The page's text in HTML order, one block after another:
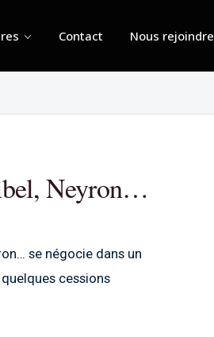
Contact Nous rejoindre
Neyron…
se négocie dans un
cessions